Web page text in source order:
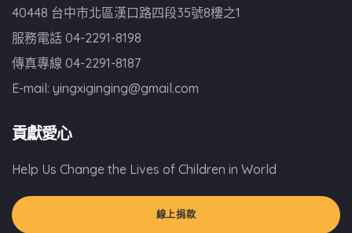
40448 台中市北區漢口路四段35號8樓之1
服務電話 04-2291-8198
傳真專線 04-2291-8187
E-mail: yingxiginging@gmail.com
貢獻愛心
Help Us Change the Lives of Children in World
線上捐款